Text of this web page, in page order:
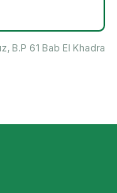
B.P 61 Bab El Khadra